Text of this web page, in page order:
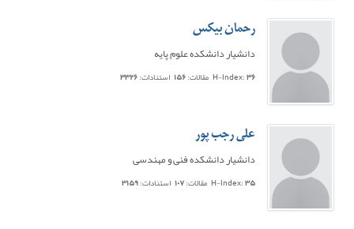
رحمان بیکس
دانشیار دانشکده علوم پایه
H-Index:۳۶ مقالات:۱۵۶ استنادات:۳۳۲۶
علی رجب پور
دانشیار دانشکده فنی و مهندسی
H-Index:۳۵ مقالات:۱۰۷ استنادات:۳۱۵۹